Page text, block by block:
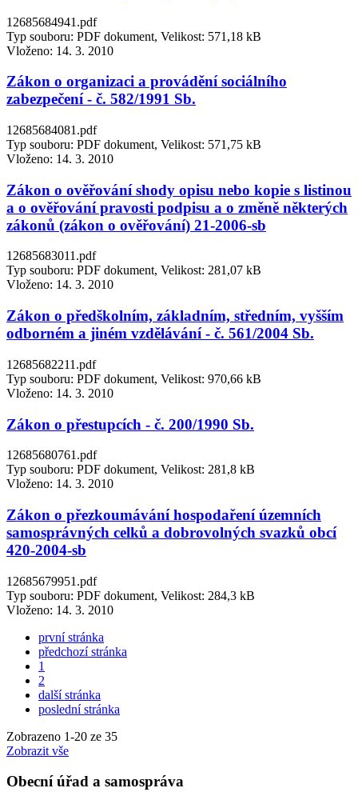
12685684941.pdf
Typ souboru: PDF dokument, Velikost: 571,18 kB
Vloženo: 14. 3. 2010
Zákon o organizaci a provádění sociálního
zabezpečení - č. 582/1991 Sb.
12685684081.pdf
Typ souboru: PDF dokument, Velikost: 571,75 kB
Vloženo: 14. 3. 2010
Zákon o ověřování shody opisu nebo kopie s listinou
a o ověřování pravosti podpisu a o změně některých
zákonů (zákon o ověřování) 21-2006-sb
12685683011.pdf
Typ souboru: PDF dokument, Velikost: 281,07 kB
Vloženo: 14. 3. 2010
Zákon o předškolním, základním, středním, vyšším
odborném a jiném vzdělávání - č. 561/2004 Sb.
12685682211.pdf
Typ souboru: PDF dokument, Velikost: 970,66 kB
Vloženo: 14. 3. 2010
Zákon o přestupcích - č. 200/1990 Sb.
12685680761.pdf
Typ souboru: PDF dokument, Velikost: 281,8 kB
Vloženo: 14. 3. 2010
Zákon o přezkoumávání hospodaření územních
samosprávných celků a dobrovolných svazků obcí
420-2004-sb
12685679951.pdf
Typ souboru: PDF dokument, Velikost: 284,3 kB
Vloženo: 14. 3. 2010
první stránka
předchozí stránka
1
2
další stránka
poslední stránka
Zobrazeno 1-20 ze 35
Zobrazit vše
Obecní úřad a samospráva